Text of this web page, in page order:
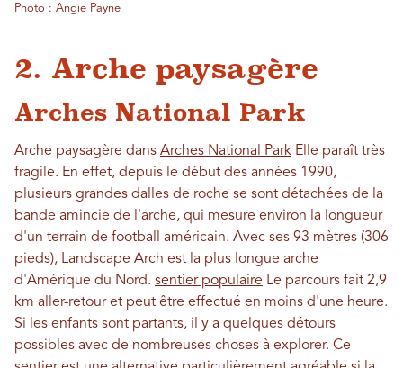
Photo : Angie Payne
2. Arche paysagère
Arches National Park
Arche paysagère dans Arches National Park Elle paraît très
fragile. En effet, depuis le début des années 1990,
plusieurs grandes dalles de roche se sont détachées de la
bande amincie de l'arche, qui mesure environ la longueur
d'un terrain de football américain. Avec ses 93 mètres (306
pieds), Landscape Arch est la plus longue arche
d'Amérique du Nord. sentier populaire Le parcours fait 2,9
km aller-retour et peut être effectué en moins d'une heure.
Si les enfants sont partants, il y a quelques détours
possibles avec de nombreuses choses à explorer. Ce